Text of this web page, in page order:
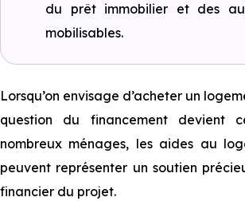
du prêt immobilier et des
mobilisables.
Lorsqu’on envisage d’acheter un
question du financement devient
nombreux ménages, les aides au
peuvent représenter un soutien
financier du projet.